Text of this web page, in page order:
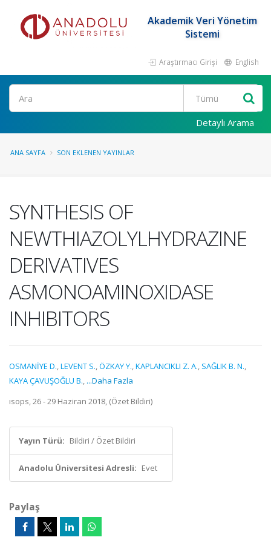
Akademik Veri Yönetim
Sistemi
Araştırmacı Girişi English
Ara
Detaylı Arama
ANA SAYFA SON EKLENEN YAYINLAR
SYNTHESIS OF
NEWTHIAZOLYLHYDRAZINE
DERIVATIVES
ASMONOAMINOXIDASE
INHIBITORS
OSMANİYE D.,LEVENT S.,ÖZKAY Y.,KAPLANCIKLI Z. A., SAĞLIK B. N.,
KAYA ÇAVUŞOĞLU B., ...Daha Fazla
ısops, 26 - 29 Haziran 2018, (Özet Bildiri)
Yayın Türü: Bildiri / Özet Bildiri
Anadolu Üniversitesi Adresli: Evet
Paylaş